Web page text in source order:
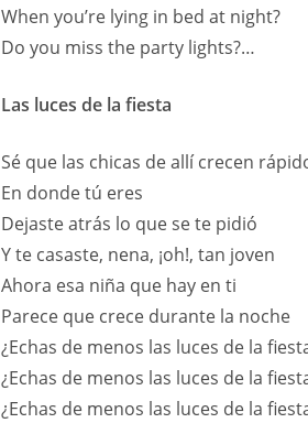
When you’re lying in bed at night?
Do you miss the party lights?…
Las luces de la fiesta
Sé que las chicas de allí crecen
En donde tú eres
Dejaste atrás lo que se te pidió
Y te casaste, nena, ¡oh!, tan joven
Ahora esa niña que hay en ti
Parece que crece durante la noche
¿Echas de menos las luces de la
¿Echas de menos las luces de la
¿Echas de menos las luces de la